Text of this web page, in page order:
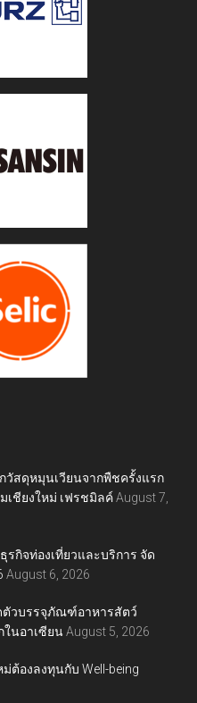
วัสดุหมุนเวียนจากพืชครั้งแรก
ชียงใหม่ เฟรชมิลค์ August 7,
รกิจท่องเที่ยวและบริการ จัด
August 6, 2026
ดตัวบรรจุภัณฑ์อาหารสัตว์
ในอาเซียน August 5, 2026
ต้องลงทุนกับ Well-being